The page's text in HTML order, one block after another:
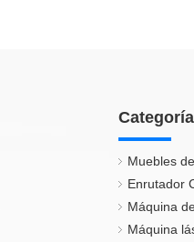
Muebles
Enrutador
Máquina
Máquina